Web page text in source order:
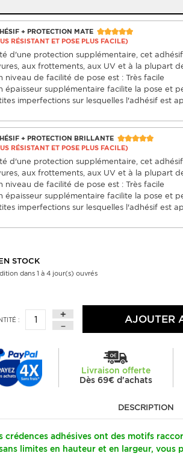
+ PROTECTION MATE
RÉSISTANT ET POSE PLUS FACILE)
d'une protection supplémentaire, cet
aux frottements, aux UV et à la plupart
niveau de facilité de pose est : Très facile
épaisseur supplémentaire facilite la pose et
imperfections sur lesquelles l'adhésif est
+ PROTECTION BRILLANTE
RÉSISTANT ET POSE PLUS FACILE)
d'une protection supplémentaire, cet
aux frottements, aux UV et à la plupart
niveau de facilité de pose est : Très facile
épaisseur supplémentaire facilite la pose et
imperfections sur lesquelles l'adhésif est
STOCK
dans 1 à 4 jour(s) ouvrés
: AJOUTER
Livraison offerte
Dès 69€ d'achats
DESCRIPTION
crédences adhésives ont des motifs
limites en hauteur et en largeur, vous